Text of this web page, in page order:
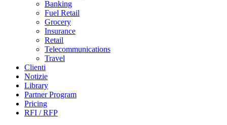
Banking
Fuel Retail
Grocery
Insurance
Retail
Telecommunications
Travel
Clienti
Notizie
Library
Partner Program
Pricing
RFI / RFP